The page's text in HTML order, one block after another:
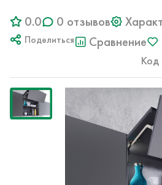
0.0 0 отзывов
Поделиться Сравнение
Код